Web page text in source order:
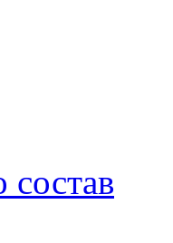
состав